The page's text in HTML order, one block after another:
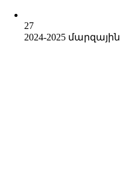
27
2024-2025 մարզային